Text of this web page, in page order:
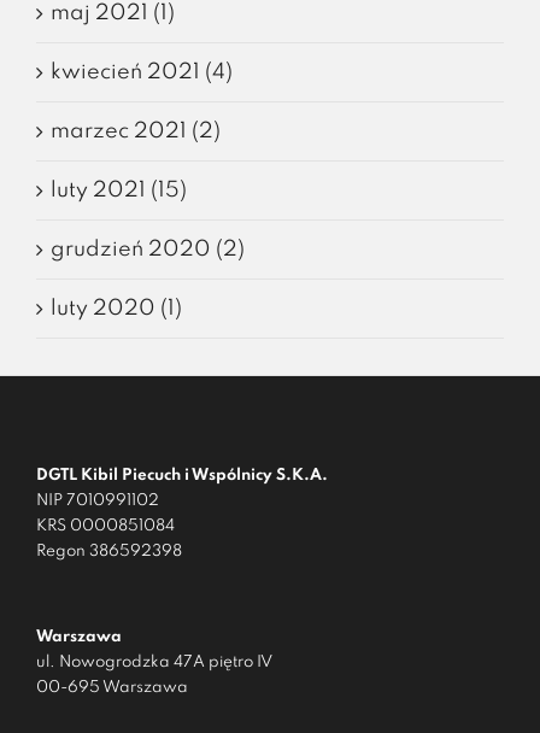
maj 2021 (1)
kwiecień 2021 (4)
marzec 2021 (2)
luty 2021 (15)
grudzień 2020 (2)
luty 2020 (1)
DGTL Kibil Piecuch i Wspólnicy S.K.A.
NIP 7010991102
KRS 0000851084
Regon 386592398
Warszawa
ul. Nowogrodzka 47A piętro IV
00-695 Warszawa